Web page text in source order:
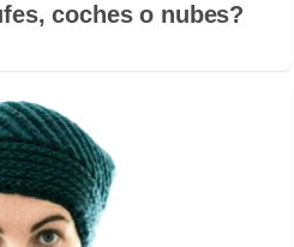
coches o nubes?